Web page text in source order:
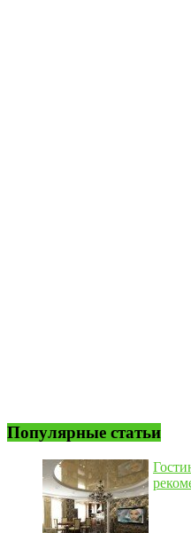
Популярные статьи